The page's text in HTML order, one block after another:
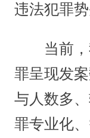
违法犯罪势
当前，
罪呈现发
与人数多
罪专业化